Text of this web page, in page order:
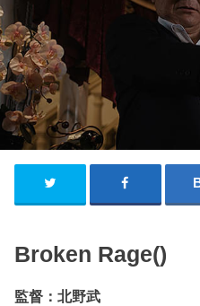
Broken Rage()
監督：北野武